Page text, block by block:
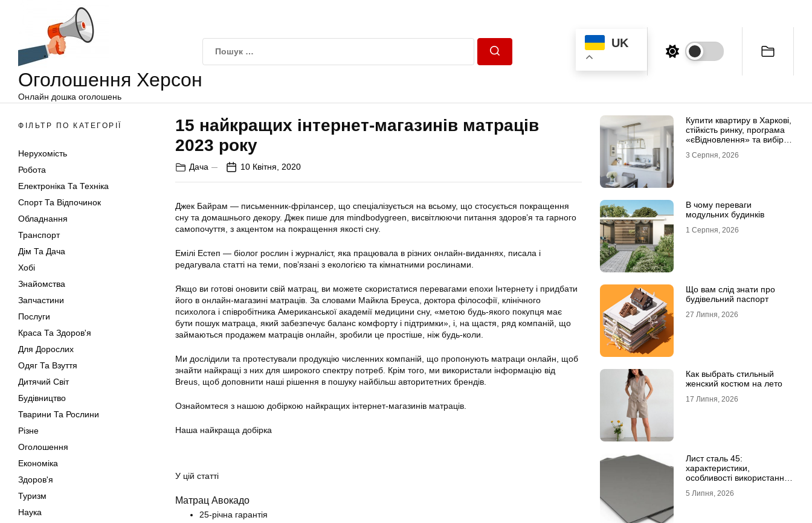
Оголошення Херсон
Онлайн дошка оголошень
UK
ФІЛЬТР ПО КАТЕГОРІЇ
Нерухомість
Робота
Електроніка Та Техніка
Спорт Та Відпочинок
Обладнання
Транспорт
Дім Та Дача
Хобі
Знайомства
Запчастини
Послуги
Краса Та Здоров'я
Для Дорослих
Одяг Та Взуття
Дитячий Світ
Будівництво
Тварини Та Рослини
Різне
Оголошення
Економіка
Здоров'я
Туризм
Наука
15 найкращих інтернет-магазинів матраців
2023 року
Дача 10 Квітня, 2020
Джек Байрам — письменник-фрілансер, що спеціалізується на всьому, що стосується покращення
сну та домашнього декору. Джек пише для mindbodygreen, висвітлюючи питання здоров’я та гарного
самопочуття, з акцентом на покращення якості сну.
Емілі Естеп — біолог рослин і журналіст, яка працювала в різних онлайн-виданнях, писала і
редагувала статті на теми, пов’язані з екологією та кімнатними рослинами.
Якщо ви готові оновити свій матрац, ви можете скористатися перевагами епохи Інтернету і придбати
його в онлайн-магазині матраців. За словами Майкла Бреуса, доктора філософії, клінічного
психолога і співробітника Американської академії медицини сну, «метою будь-якого покупця має
бути пошук матраца, який забезпечує баланс комфорту і підтримки», і, на щастя, ряд компаній, що
займаються продажем матраців онлайн, зробили це простіше, ніж будь-коли.
Ми дослідили та протестували продукцію численних компаній, що пропонують матраци онлайн, щоб
знайти найкращі з них для широкого спектру потреб. Крім того, ми використали інформацію від
Breus, щоб доповнити наші рішення в пошуку найбільш авторитетних брендів.
Ознайомтеся з нашою добіркою найкращих інтернет-магазинів матраців.
Наша найкраща добірка
У цій статті
Матрац Авокадо
25-річна гарантія
Купити квартиру в Харкові,
стійкість ринку, програма
«єВідновлення» та вибір
3 Серпня, 2026
В чому переваги
модульних будинків
1 Серпня, 2026
Що вам слід знати про
будівельний паспорт
27 Липня, 2026
Как выбрать стильный
женский костюм на лето
17 Липня, 2026
Лист сталь 45:
характеристики,
особливості використання
5 Липня, 2026